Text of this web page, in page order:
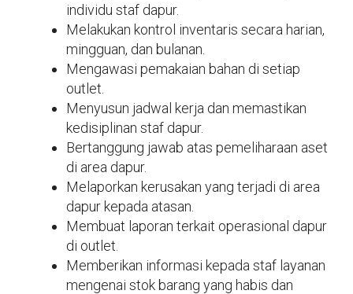
individu staf dapur.
Melakukan kontrol inventaris secara harian,
mingguan, dan bulanan.
Mengawasi pemakaian bahan di setiap
outlet.
Menyusun jadwal kerja dan memastikan
kedisiplinan staf dapur.
Bertanggung jawab atas pemeliharaan aset
di area dapur.
Melaporkan kerusakan yang terjadi di area
dapur kepada atasan.
Membuat laporan terkait operasional dapur
di outlet.
Memberikan informasi kepada staf layanan
mengenai stok barang yang habis dan